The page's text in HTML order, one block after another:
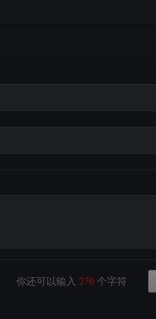
你还可以输入 270 个字符